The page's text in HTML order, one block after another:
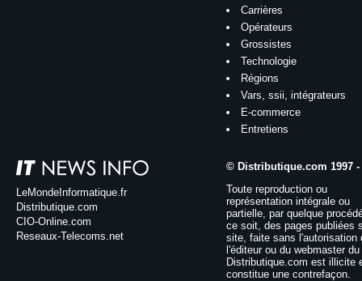
Carrières
Opérateurs
Grossistes
Technologie
Régions
Vars, ssii, intégrateurs
E-commerce
Entretiens
LeMondeInformatique.fr
Distributique.com
CIO-Online.com
Reseaux-Telecoms.net
© Distributique.com 1997 -
Toute reproduction ou
représentation intégrale ou
partielle, par quelque
ce soit, des pages publiées
site, faite sans l'autorisation
l'éditeur ou du webmaster
Distributique.com est illicite
constitue une contrefaçon.